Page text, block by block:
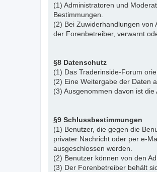
(1) Administratoren und
Bestimmungen.
(2) Bei Zuwiderhandlungen
der Forenbetreiber, verwarnt
§8 Datenschutz
(1) Das Traderinside-Forum
(2) Eine Weitergabe der Daten
(3) Ausgenommen davon ist
§9 Schlussbestimmungen
(1) Benutzer, die gegen die
privater Nachricht oder per e-
ausgeschlossen werden.
(2) Benutzer können von den
(3) Der Forenbetreiber behält